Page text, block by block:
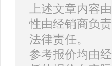
上述文章内容
性由经销商负
法律责任。
参考报价均由